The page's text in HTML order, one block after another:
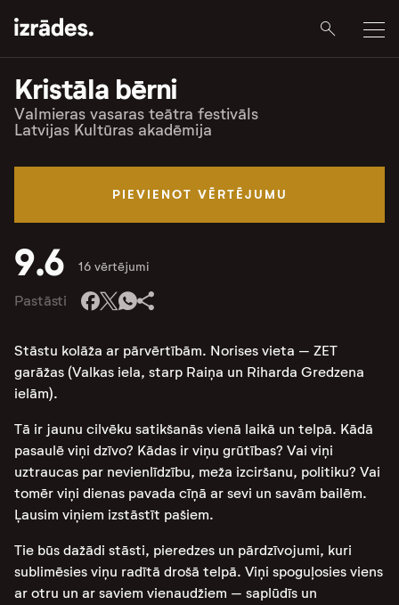
Kristāla bērni
Valmieras vasaras teātra festivāls
Latvijas Kultūras akadēmija
PIEVIENOT VĒRTĒJUMU
9.6 16 vērtējumi
Pastāsti
Stāstu kolāža ar pārvērtībām. Norises vieta – ZET
garāžas (Valkas iela, starp Raiņa un Riharda Gredzena
ielām).
Tā ir jaunu cilvēku satikšanās vienā laikā un telpā. Kādā
pasaulē viņi dzīvo? Kādas ir viņu grūtības? Vai viņi
uztraucas par nevienlīdzību, meža izciršanu, politiku? Vai
tomēr viņi dienas pavada cīņā ar sevi un savām bailēm.
Ļausim viņiem izstāstīt pašiem.
Tie būs dažādi stāsti, pieredzes un pārdzīvojumi, kuri
sublimēsies viņu radītā drošā telpā. Viņi spoguļosies viens
ar otru un ar saviem vienaudžiem – saplūdīs un